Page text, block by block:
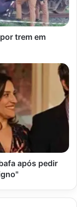
trem em
após pedir